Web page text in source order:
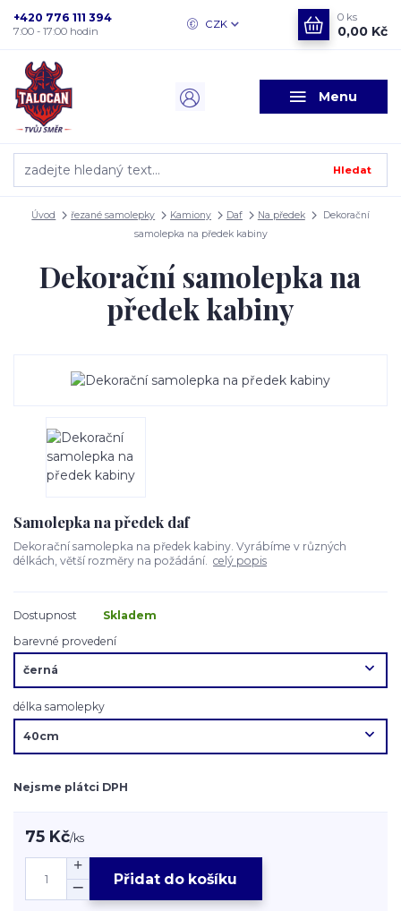
Menu
CZK
Hledat
+420 776 111 394
7:00 - 17:00 hodin
0 ks
0,00 Kč
Úvod řezané samolepky Kamiony Daf Na předek
Dekorační
samolepka na předek kabiny
Dekorační samolepka na
předek kabiny
Samolepka na předek daf
Dekorační samolepka na předek kabiny. Vyrábíme v různých
délkách, větší rozměry na požádání. celý popis
Dostupnost
Skladem
barevné provedení
délka samolepky
Nejsme plátci DPH
75 Kč/ks
Přidat do košíku